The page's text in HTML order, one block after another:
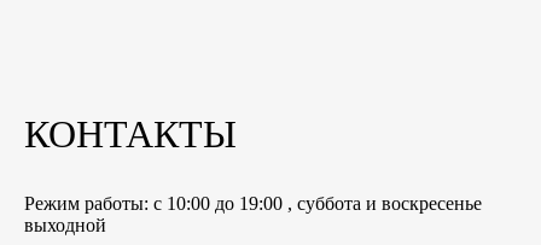
КОНТАКТЫ
Режим работы: с 10:00 до 19:00 , суббота и воскресенье
выходной